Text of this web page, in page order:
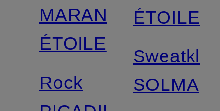
MARANT
ÉTOILE
Rock
ÉTOILE
SOLMA